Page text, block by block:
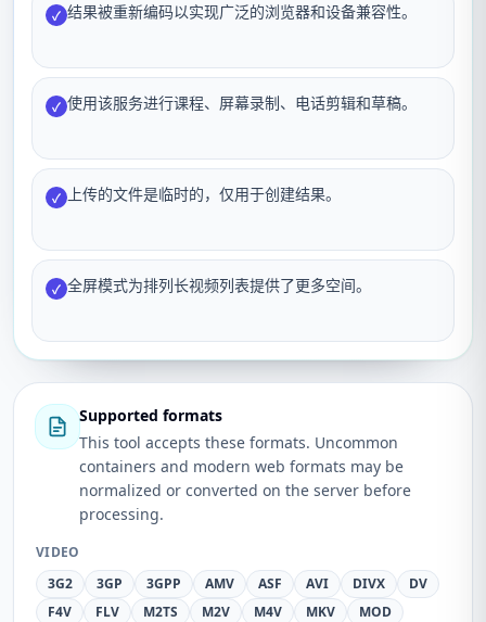
✓ 结果被重新编码以实现广泛的浏览器和设备兼容性。
✓ 使用该服务进行课程、屏幕录制、电话剪辑和草稿。
✓ 上传的文件是临时的，仅用于创建结果。
✓ 全屏模式为排列长视频列表提供了更多空间。
Supported formats
This tool accepts these formats. Uncommon
containers and modern web formats may be
normalized or converted on the server before
processing.
VIDEO
3G2
3GP 3GPP AMV ASF AVI DIVX
DV
F4V
FLV M2TS M2V M4V MKV
MOD